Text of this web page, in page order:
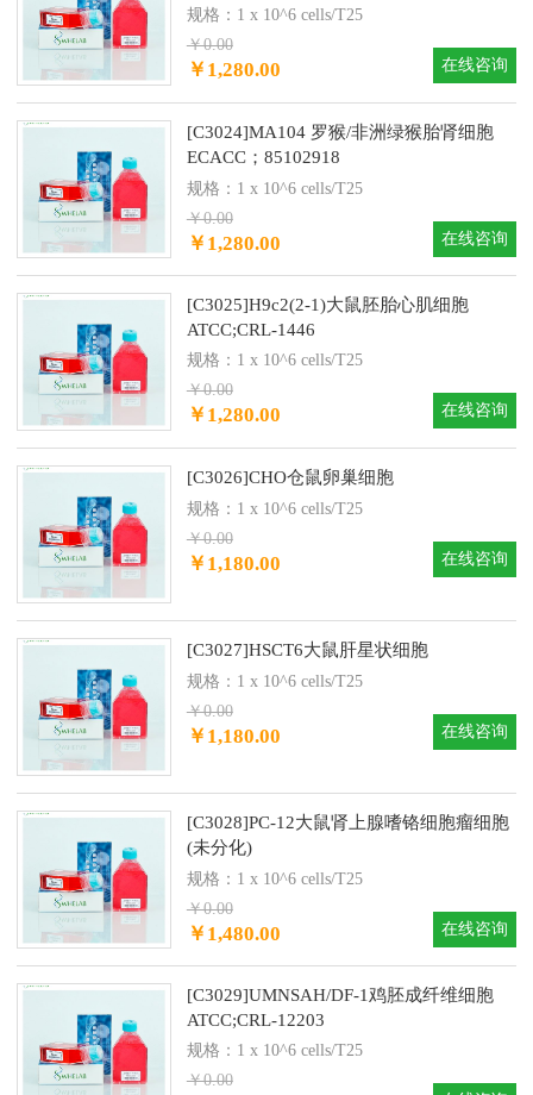
规格：1 x 10^6 cells/T25
￥0.00
￥1,280.00 在线咨询
[C3024]MA104 罗猴/非洲绿猴胎肾细胞
ECACC；85102918
规格：1 x 10^6 cells/T25
￥0.00
￥1,280.00 在线咨询
[C3025]H9c2(2-1)大鼠胚胎心肌细胞
ATCC;CRL-1446
规格：1 x 10^6 cells/T25
￥0.00
￥1,280.00 在线咨询
[C3026]CHO仓鼠卵巢细胞
规格：1 x 10^6 cells/T25
￥0.00
￥1,180.00 在线咨询
[C3027]HSCT6大鼠肝星状细胞
规格：1 x 10^6 cells/T25
￥0.00
￥1,180.00 在线咨询
[C3028]PC-12大鼠肾上腺嗜铬细胞瘤细胞
(未分化)
规格：1 x 10^6 cells/T25
￥0.00
￥1,480.00 在线咨询
[C3029]UMNSAH/DF-1鸡胚成纤维细胞
ATCC;CRL-12203
规格：1 x 10^6 cells/T25
￥0.00